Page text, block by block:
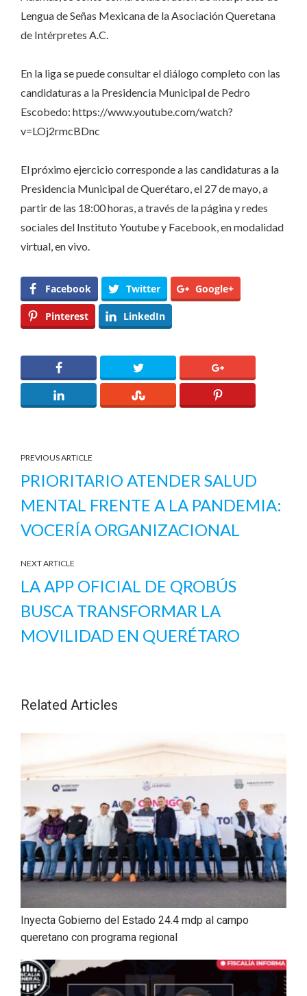
Lengua de Señas Mexicana de la Asociación Queretana
de Intérpretes A.C.
En la liga se puede consultar el diálogo completo con las
candidaturas a la Presidencia Municipal de Pedro
Escobedo: https://www.youtube.com/watch?
v=LOj2rmcBDnc
El próximo ejercicio corresponde a las candidaturas a la
Presidencia Municipal de Querétaro, el 27 de mayo, a
partir de las 18:00 horas, a través de la página y redes
sociales del Instituto Youtube y Facebook, en modalidad
virtual, en vivo.
Facebook Twitter Google+
Pinterest LinkedIn
PREVIOUS ARTICLE
PRIORITARIO ATENDER SALUD
MENTAL FRENTE A LA PANDEMIA:
VOCERÍA ORGANIZACIONAL
NEXT ARTICLE
LA APP OFICIAL DE QROBÚS
BUSCA TRANSFORMAR LA
MOVILIDAD EN QUERÉTARO
Related Articles
Inyecta Gobierno del Estado 24.4 mdp al campo
queretano con programa regional